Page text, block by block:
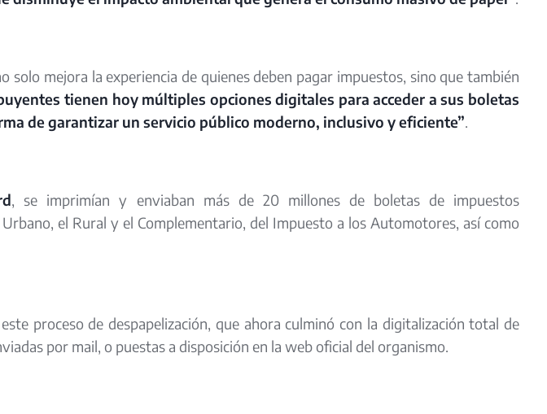
solo mejora la experiencia de quienes deben pagar impuestos, sino que también
tienen hoy múltiples opciones digitales para acceder a sus boletas
de garantizar un servicio público moderno, inclusivo y eficiente”.
, se imprimían y enviaban más de 20 millones de boletas de impuestos
el Rural y el Complementario, del Impuesto a los Automotores, así como
proceso de despapelización, que ahora culminó con la digitalización total de
por mail, o puestas a disposición en la web oficial del organismo.